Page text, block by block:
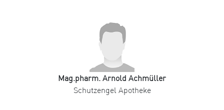
Mag.pharm. Arnold Achmüller
Schutzengel Apotheke